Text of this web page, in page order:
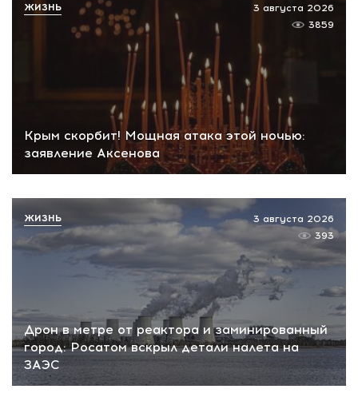
Крым скорбит! Мощная атака этой ночью:
заявление Аксенова
3 августа 2026
3859
ЖИЗНЬ
Дрон в метре от реактора и заминированный
город: Росатом вскрыл детали налета на
ЗАЭС
3 августа 2026
393
ЖИЗНЬ